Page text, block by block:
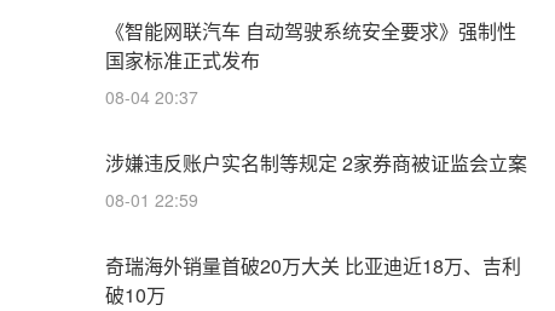
《智能网联汽车 自动驾驶系统安全要求》强制性
国家标准正式发布
08-04 20:37
涉嫌违反账户实名制等规定 2家券商被证监会立案
08-01 22:59
奇瑞海外销量首破20万大关 比亚迪近18万、吉利
破10万